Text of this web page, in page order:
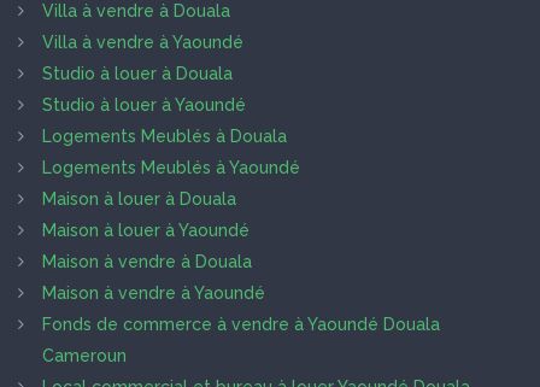
Villa à vendre à Douala
Villa à vendre à Yaoundé
Studio à louer à Douala
Studio à louer à Yaoundé
Logements Meublés à Douala
Logements Meublés à Yaoundé
Maison à louer à Douala
Maison à louer à Yaoundé
Maison à vendre à Douala
Maison à vendre à Yaoundé
Fonds de commerce à vendre à Yaoundé Douala
Cameroun